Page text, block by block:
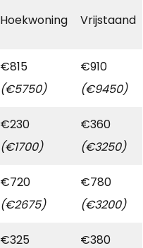
Hoekwoning Vrijstaand
€815
(€5750)
€910
(€9450)
€230
(€1700)
€360
(€3250)
€720
(€2675)
€780
(€3200)
€325 €380